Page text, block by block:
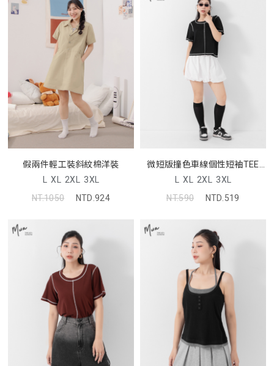
假兩件輕工裝斜紋棉洋裝
L XL 2XL 3XL
NT.1050
NTD.924
微短版撞色車線個性短袖TEE
MUA
L XL 2XL 3XL
NT.590
NTD.519